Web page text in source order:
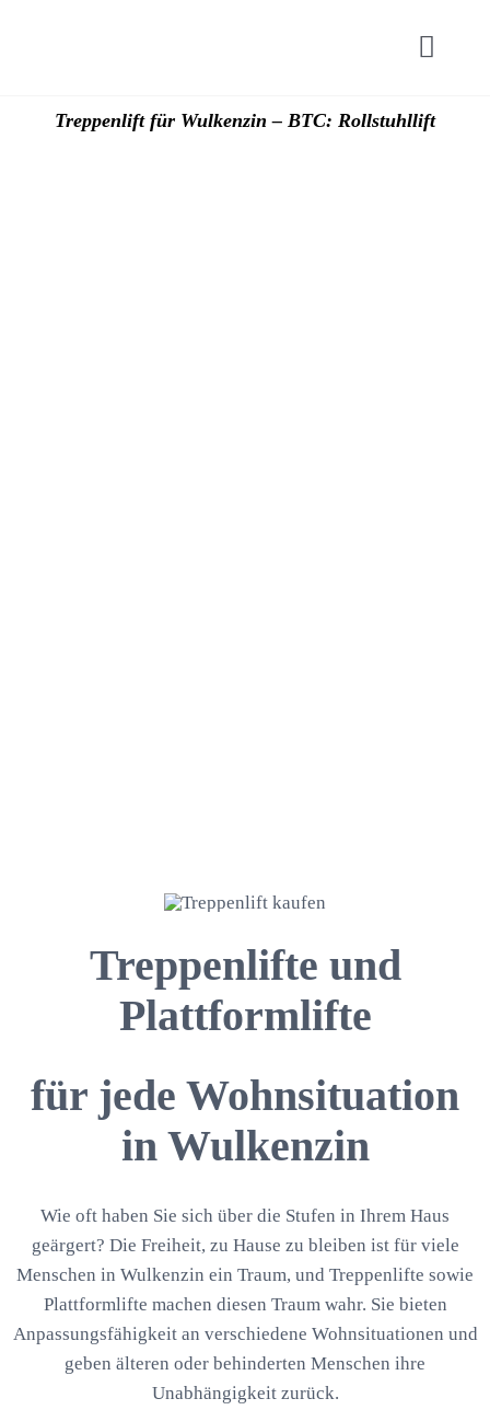
Treppenlift für Wulkenzin – BTC: Rollstuhllift
Treppenlifte und
Plattformlifte
für jede Wohnsituation
in Wulkenzin
Wie oft haben Sie sich über die Stufen in Ihrem Haus
geärgert? Die Freiheit, zu Hause zu bleiben ist für viele
Menschen in Wulkenzin ein Traum, und Treppenlifte sowie
Plattformlifte machen diesen Traum wahr. Sie bieten
Anpassungsfähigkeit an verschiedene Wohnsituationen und
geben älteren oder behinderten Menschen ihre
Unabhängigkeit zurück.